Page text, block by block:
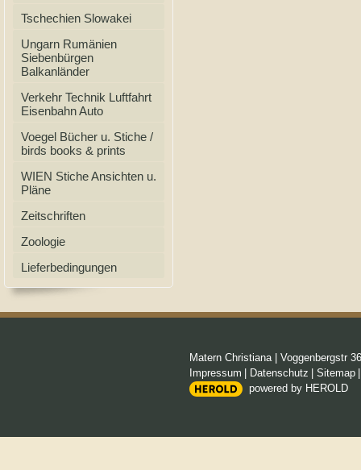
Tschechien Slowakei
Ungarn Rumänien
Siebenbürgen
Balkanländer
Verkehr Technik Luftfahrt
Eisenbahn Auto
Voegel Bücher u. Stiche /
birds books & prints
WIEN Stiche Ansichten u.
Pläne
Zeitschriften
Zoologie
Lieferbedingungen
Matern Christiana| Voggenbergstr 36
Impressum
Datenschutz Sitemap
powered by HEROLD